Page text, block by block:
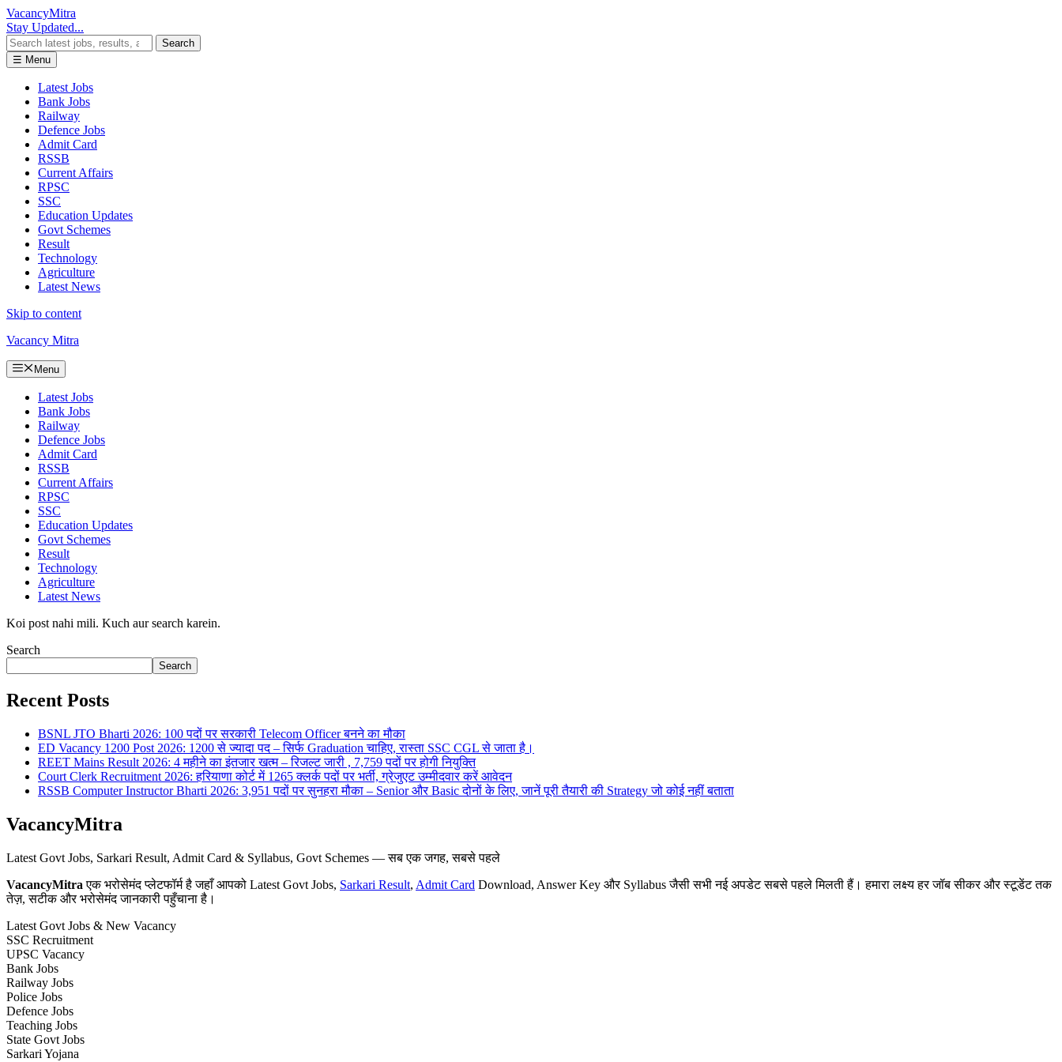
VacancyMitra
Stay Updated...
Search
☰ Menu
Latest Jobs
Bank Jobs
Railway
Defence Jobs
Admit Card
RSSB
Current Affairs
RPSC
SSC
Education Updates
Govt Schemes
Result
Technology
Agriculture
Latest News
Skip to content
Vacancy Mitra
Menu
Latest Jobs
Bank Jobs
Railway
Defence Jobs
Admit Card
RSSB
Current Affairs
RPSC
SSC
Education Updates
Govt Schemes
Result
Technology
Agriculture
Latest News
Koi post nahi mili. Kuch aur search karein.
Search
Search
Recent Posts
BSNL JTO Bharti 2026: 100 पदों पर सरकारी Telecom Officer बनने का मौका
ED Vacancy 1200 Post 2026: 1200 से ज्यादा पद – सिर्फ Graduation चाहिए, रास्ता SSC CGL से जाता है।
REET Mains Result 2026: 4 महीने का इंतजार खत्म – रिजल्ट जारी , 7,759 पदों पर होगी नियुक्ति
Court Clerk Recruitment 2026: हरियाणा कोर्ट में 1265 क्लर्क पदों पर भर्ती, ग्रेजुएट उम्मीदवार करें आवेदन
RSSB Computer Instructor Bharti 2026: 3,951 पदों पर सुनहरा मौका – Senior और Basic दोनों के लिए, जानें पूरी तैयारी की Strategy जो कोई नहीं बताता
VacancyMitra
Latest Govt Jobs, Sarkari Result, Admit Card & Syllabus, Govt Schemes — सब एक जगह, सबसे पहले
VacancyMitra एक भरोसेमंद प्लेटफॉर्म है जहाँ आपको Latest Govt Jobs, Sarkari Result, Admit Card Download, Answer Key और Syllabus जैसी सभी नई अपडेट सबसे पहले मिलती हैं। हमारा लक्ष्य हर जॉब सीकर और स्टूडेंट तक
तेज़, सटीक और भरोसेमंद जानकारी पहुँचाना है।
Latest Govt Jobs & New Vacancy
SSC Recruitment
UPSC Vacancy
Bank Jobs
Railway Jobs
Police Jobs
Defence Jobs
Teaching Jobs
State Govt Jobs
Sarkari Yojana